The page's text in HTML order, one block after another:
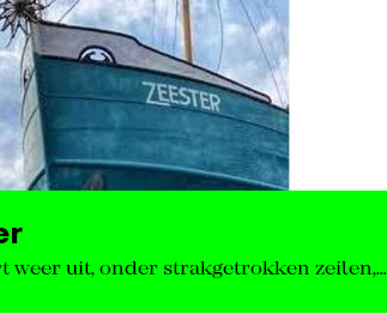
weer uit, onder strakgetrokken zeilen,…